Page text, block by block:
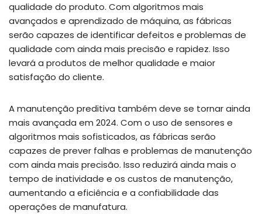
qualidade do produto. Com algoritmos mais
avançados e aprendizado de máquina, as fábricas
serão capazes de identificar defeitos e problemas de
qualidade com ainda mais precisão e rapidez. Isso
levará a produtos de melhor qualidade e maior
satisfação do cliente.
A manutenção preditiva também deve se tornar ainda
mais avançada em 2024. Com o uso de sensores e
algoritmos mais sofisticados, as fábricas serão
capazes de prever falhas e problemas de manutenção
com ainda mais precisão. Isso reduzirá ainda mais o
tempo de inatividade e os custos de manutenção,
aumentando a eficiência e a confiabilidade das
operações de manufatura.